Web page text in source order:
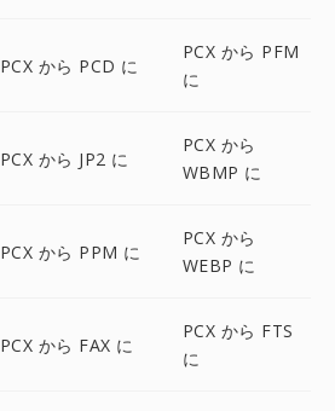
PCX から PCD に
PCX から PFM
に
PCX から JP2 に
PCX から
WBMP に
PCX から PPM に
PCX から
WEBP に
PCX から FAX に
PCX から FTS
に